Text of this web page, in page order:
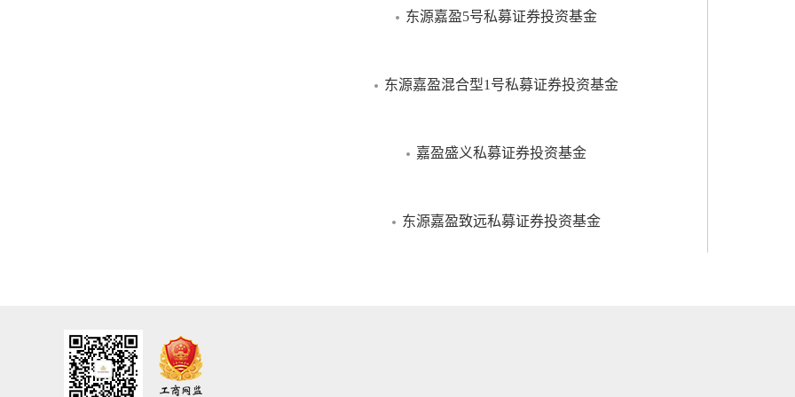
东源嘉盈5号私募证券投资基金
东源嘉盈混合型1号私募证券投资基金
嘉盈盛义私募证券投资基金
东源嘉盈致远私募证券投资基金